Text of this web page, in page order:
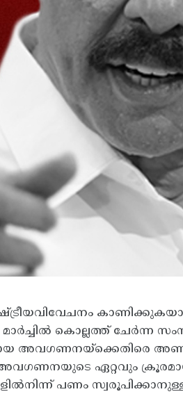
മാർച്ചിൽ കൊല്ലത്ത് ചേർന്ന
അവഗണനയ്‌ക്കെതിരെ
അവഗണനയുടെ ഏറ്റവും
പണം